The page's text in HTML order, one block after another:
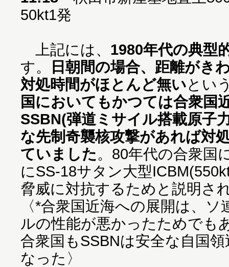
50kt1発
上記には、 1980年代の典型
す。
日朝間の場合、距離がき
対処時間がほとんど無いとい
国においてもかつては合衆国
SSBN(弾道ミサイル搭載原子
な先制奇襲核攻撃があれば対
ていました。80年代の合衆国
にSS-18サタン大型
脅威に対抗するためと説明さ
〈*合衆国近海への展開は、
ルの性能が悪かったためでも
合衆国もSSBNは安全な自国
なった〉